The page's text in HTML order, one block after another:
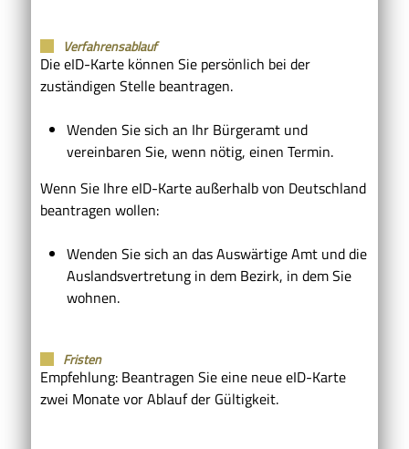
Verfahrensablauf
Die eID-Karte können Sie persönlich bei der
zuständigen Stelle beantragen.
Wenden Sie sich an Ihr Bürgeramt und
vereinbaren Sie, wenn nötig, einen Termin.
Wenn Sie Ihre eID-Karte außerhalb von Deutschland
beantragen wollen:
Wenden Sie sich an das Auswärtige Amt und die
Auslandsvertretung in dem Bezirk, in dem Sie
wohnen.
Fristen
Empfehlung: Beantragen Sie eine neue eID-Karte
zwei Monate vor Ablauf der Gültigkeit.